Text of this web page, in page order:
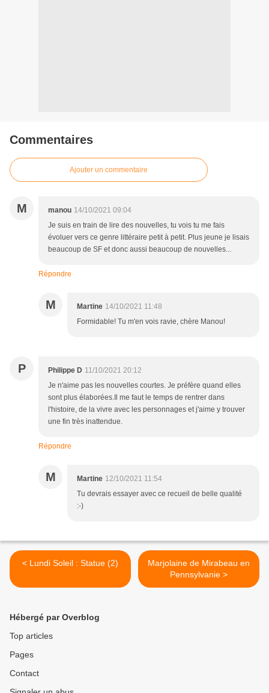
Commentaires
Ajouter un commentaire
M manou 14/10/2021 09:04
Je suis en train de lire des nouvelles, tu vois tu me fais
évoluer vers ce genre littéraire petit à petit. Plus jeune je lisais
beaucoup de SF et donc aussi beaucoup de nouvelles...
Répondre
M Martine 14/10/2021 11:48
Formidable! Tu m'en vois ravie, chère Manou!
P Philippe D 11/10/2021 20:12
Je n'aime pas les nouvelles courtes. Je préfère quand elles
sont plus élaborées.Il me faut le temps de rentrer dans
l'histoire, de la vivre avec les personnages et j'aime y trouver
une fin très inattendue.
Répondre
M Martine 12/10/2021 11:54
Tu devrais essayer avec ce recueil de belle qualité
:-)
< Lundi Soleil : Statue (2)
Marjolaine de Mirabeau en
Pennsylvanie >
Hébergé par Overblog
Top articles
Pages
Contact